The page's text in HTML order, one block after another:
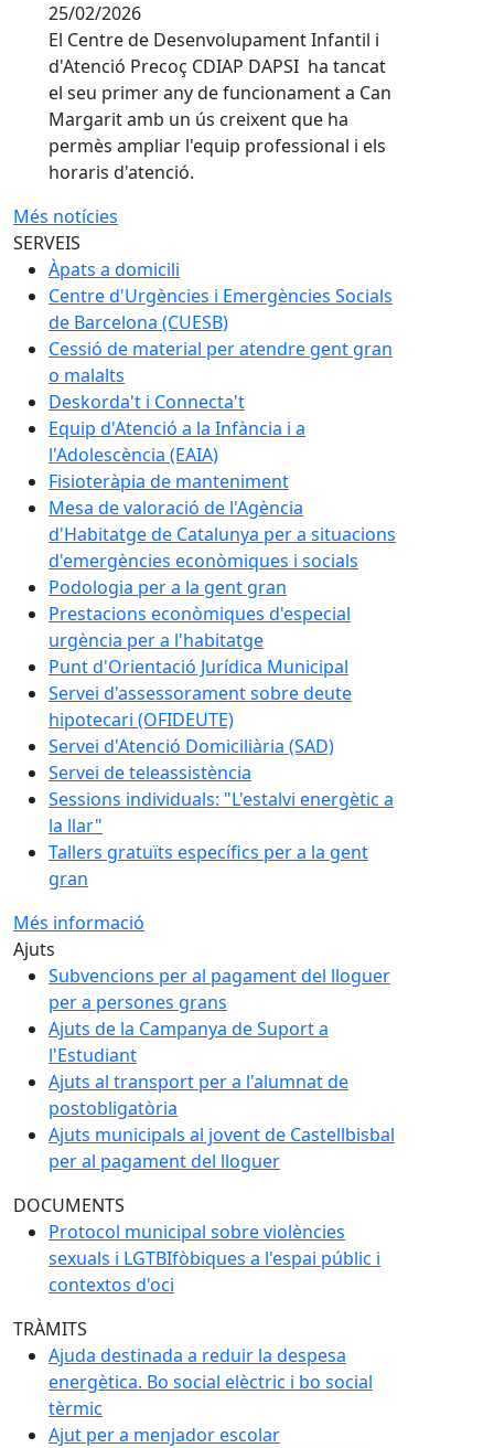
25/02/2026
El Centre de Desenvolupament Infantil i
d'Atenció Precoç CDIAP DAPSI ha tancat
el seu primer any de funcionament a Can
Margarit amb un ús creixent que ha
permès ampliar l'equip professional i els
horaris d'atenció.
Més notícies
SERVEIS
Àpats a domicili
Centre d'Urgències i Emergències Socials
de Barcelona (CUESB)
Cessió de material per atendre gent gran
o malalts
Deskorda't i Connecta't
Equip d'Atenció a la Infància i a
l'Adolescència (EAIA)
Fisioteràpia de manteniment
Mesa de valoració de l'Agència
d'Habitatge de Catalunya per a situacions
d'emergències econòmiques i socials
Podologia per a la gent gran
Prestacions econòmiques d'especial
urgència per a l'habitatge
Punt d'Orientació Jurídica Municipal
Servei d'assessorament sobre deute
hipotecari (OFIDEUTE)
Servei d'Atenció Domiciliària (SAD)
Servei de teleassistència
Sessions individuals: "L'estalvi energètic a
la llar"
Tallers gratuïts específics per a la gent
gran
Més informació
Ajuts
Subvencions per al pagament del lloguer
per a persones grans
Ajuts de la Campanya de Suport a
l'Estudiant
Ajuts al transport per a l'alumnat de
postobligatòria
Ajuts municipals al jovent de Castellbisbal
per al pagament del lloguer
DOCUMENTS
Protocol municipal sobre violències
sexuals i LGTBIfòbiques a l'espai públic i
contextos d'oci
TRÀMITS
Ajuda destinada a reduir la despesa
energètica. Bo social elèctric i bo social
tèrmic
Ajut per a menjador escolar